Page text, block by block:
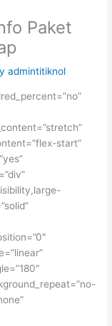
Paket
admintitiknol
start”